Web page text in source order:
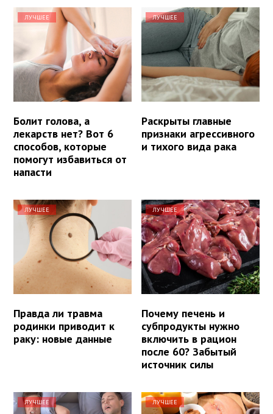
ЛУЧШЕЕ
Болит голова, а
лекарств нет? Вот 6
способов, которые
помогут избавиться от
напасти
ЛУЧШЕЕ
Раскрыты главные
признаки агрессивного
и тихого вида рака
ЛУЧШЕЕ
Правда ли травма
родинки приводит к
раку: новые данные
ЛУЧШЕЕ
Почему печень и
субпродукты нужно
включить в рацион
после 60? Забытый
источник силы
ЛУЧШЕЕ ЛУЧШЕЕ